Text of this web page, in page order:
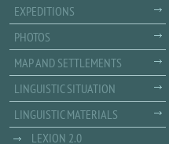
EXPEDITIONS
PHOTOS
MAP AND SETTLEMENTS
LINGUISTIC SITUATION
LINGUISTIC MATERIALS
LEXION 2.0